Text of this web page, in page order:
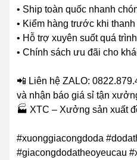
• Ship toàn quốc nhanh
• Kiểm hàng trước khi thanh
• Hỗ trợ xuyên suốt quá
• Chính sách ưu đãi cho
📲 Liên hệ ZALO:
và nhận báo giá sỉ tận
🏭 XTC – Xưởng sản xuất
#xuonggiacongdoda
#giacongdodatheoyeucau